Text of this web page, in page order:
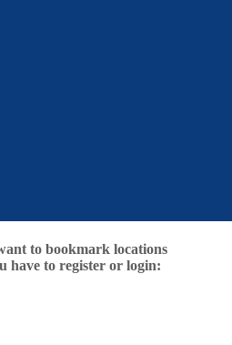
to bookmark locations
have to register or login: